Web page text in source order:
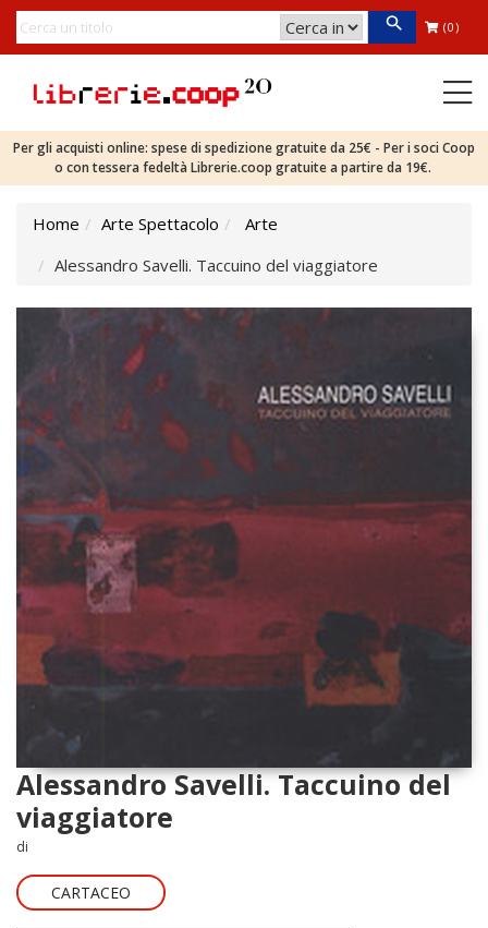
(0)
Per gli acquisti online: spese di spedizione gratuite da 25€ - Per i soci Coop
o con tessera fedeltà Librerie.coop gratuite a partire da 19€.
Home Arte Spettacolo
Arte
Alessandro Savelli. Taccuino del viaggiatore
Alessandro Savelli. Taccuino del
viaggiatore
di
CARTACEO